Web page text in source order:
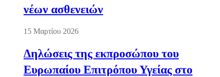
νέων ασθενειών
15 Μαρτίου 2026
Δηλώσεις της εκπροσώπου του
Ευρωπαίου Επιτρόπου Υγείας στο